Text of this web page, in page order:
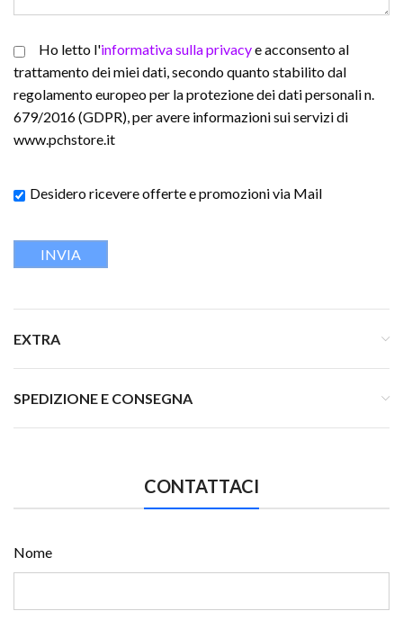
Ho letto l'informativa sulla privacye acconsento al
trattamento dei miei dati, secondo quanto stabilito dal
regolamento europeo per la protezione dei dati personali n.
679/2016 (GDPR), per avere informazioni sui servizi di
www.pchstore.it
Desidero ricevere offerte e promozioni via Mail
EXTRA
SPEDIZIONE E CONSEGNA
CONTATTACI
Nome